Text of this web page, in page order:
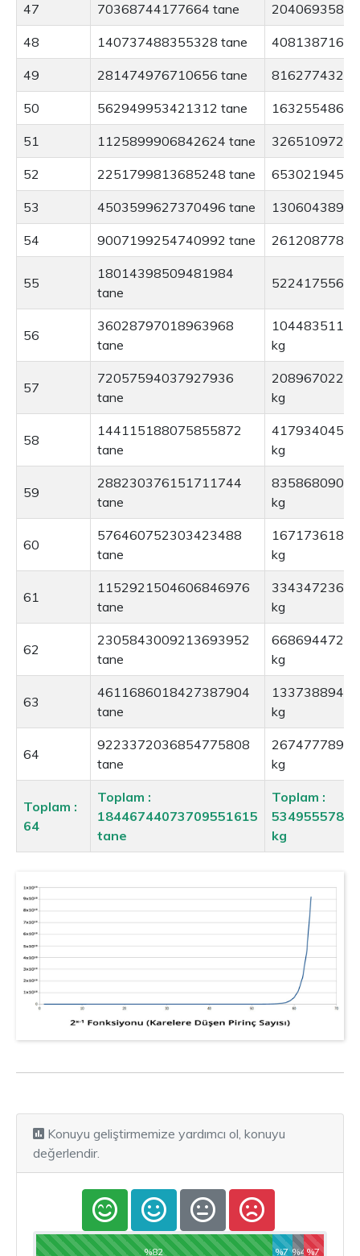
47 70368744177664 tane 2040693581
48 140737488355328 tane 4081387162
49 281474976710656 tane 8162774324
50 562949953421312 tane 16325548649
51 1125899906842624 tane
52 2251799813685248 tane
53 4503599627370496 tane
54 9007199254740992 tane
55
18014398509481984
tane
56
36028797018963968
tane
kg
57
72057594037927936
tane
kg
58
144115188075855872
tane
kg
59
288230376151711744
tane
kg
60
576460752303423488
tane
kg
61
1152921504606846976
tane
kg
62
2305843009213693952
tane
kg
63
4611686018427387904
tane
kg
64
9223372036854775808
tane
kg
Toplam :
64
Toplam :
18446744073709551615
tane
Toplam :
kg
Konuyu geliştirmemize yardımcı ol, konuyu
değerlendir.
%82 %7 %4%7